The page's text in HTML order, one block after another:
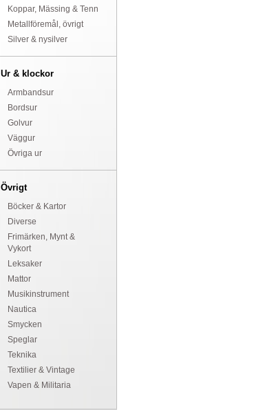
Koppar, Mässing & Tenn
Metallföremål, övrigt
Silver & nysilver
Ur & klockor
Armbandsur
Bordsur
Golvur
Väggur
Övriga ur
Övrigt
Böcker & Kartor
Diverse
Frimärken, Mynt &
Vykort
Leksaker
Mattor
Musikinstrument
Nautica
Smycken
Speglar
Teknika
Textilier & Vintage
Vapen & Militaria